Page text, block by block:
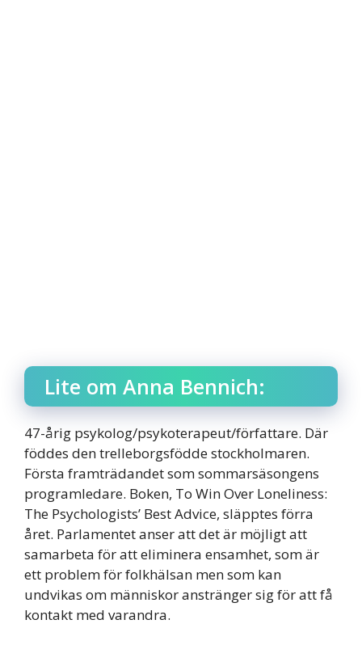
Lite om Anna Bennich:
47-årig psykolog/psykoterapeut/författare. Där
föddes den trelleborgsfödde stockholmaren.
Första framträdandet som sommarsäsongens
programledare. Boken, To Win Over Loneliness:
The Psychologists’ Best Advice, släpptes förra
året. Parlamentet anser att det är möjligt att
samarbeta för att eliminera ensamhet, som är
ett problem för folkhälsan men som kan
undvikas om människor anstränger sig för att få
kontakt med varandra.